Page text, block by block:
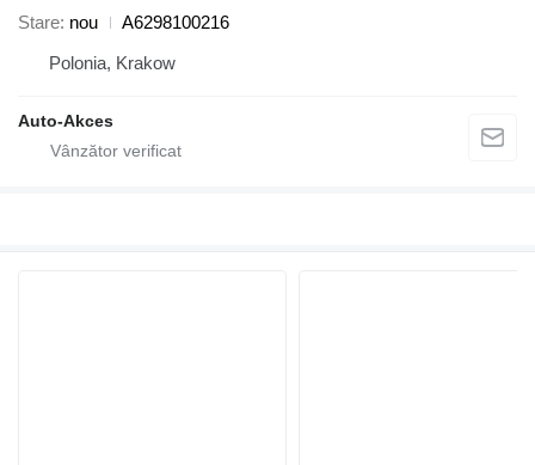
Stare nou
A6298100216
Polonia, Krakow
Auto-Akces